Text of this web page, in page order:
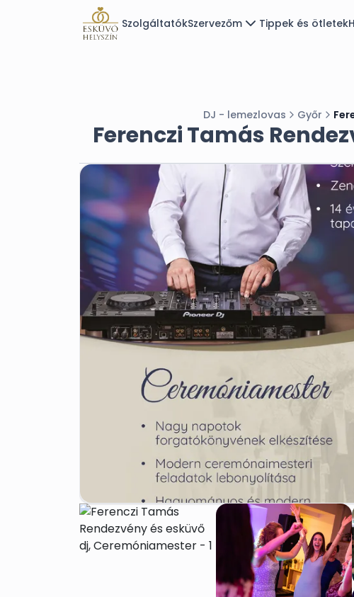
SzolgáltatókSzervezőm Tippek és ötletek
DJ - lemezlovas Győr
Ferenczi Tamás